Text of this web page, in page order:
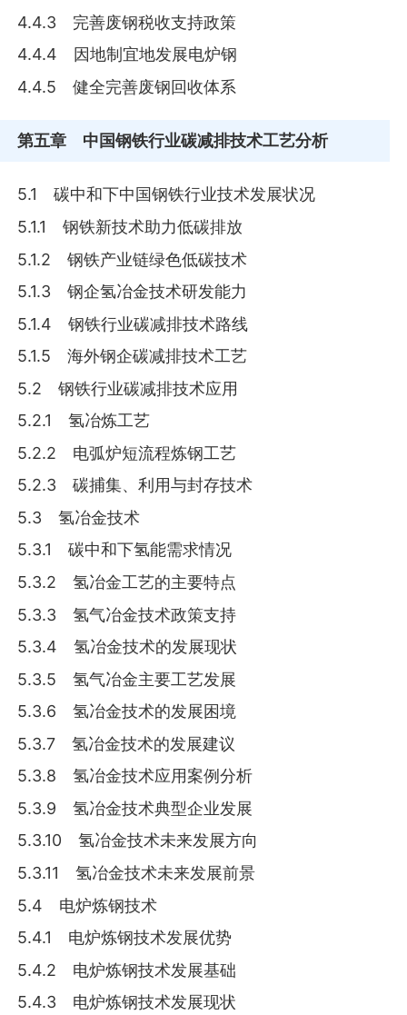
4.4.3 完善废钢税收支持政策
4.4.4 因地制宜地发展电炉钢
4.4.5 健全完善废钢回收体系
第五章 中国钢铁行业碳减排技术工艺分析
5.1 碳中和下中国钢铁行业技术发展状况
5.1.1 钢铁新技术助力低碳排放
5.1.2 钢铁产业链绿色低碳技术
5.1.3 钢企氢冶金技术研发能力
5.1.4 钢铁行业碳减排技术路线
5.1.5 海外钢企碳减排技术工艺
5.2 钢铁行业碳减排技术应用
5.2.1 氢冶炼工艺
5.2.2 电弧炉短流程炼钢工艺
5.2.3 碳捕集、利用与封存技术
5.3 氢冶金技术
5.3.1 碳中和下氢能需求情况
5.3.2 氢冶金工艺的主要特点
5.3.3 氢气冶金技术政策支持
5.3.4 氢冶金技术的发展现状
5.3.5 氢气冶金主要工艺发展
5.3.6 氢冶金技术的发展困境
5.3.7 氢冶金技术的发展建议
5.3.8 氢冶金技术应用案例分析
5.3.9 氢冶金技术典型企业发展
5.3.10 氢冶金技术未来发展方向
5.3.11 氢冶金技术未来发展前景
5.4 电炉炼钢技术
5.4.1 电炉炼钢技术发展优势
5.4.2 电炉炼钢技术发展基础
5.4.3 电炉炼钢技术发展现状